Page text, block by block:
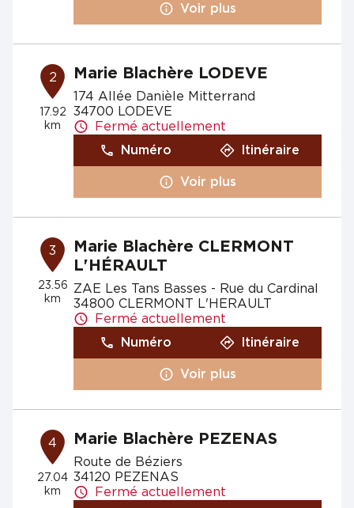
Voir plus
2
17.92
km
Marie Blachère LODEVE
174 Allée Danièle Mitterrand
34700 LODEVE
Fermé actuellement
Numéro
Itinéraire
Voir plus
3
23.56
km
Marie Blachère CLERMONT
L'HÉRAULT
ZAE Les Tans Basses - Rue du Cardinal
34800 CLERMONT L'HERAULT
Fermé actuellement
Numéro
Itinéraire
Voir plus
4
27.04
km
Marie Blachère PEZENAS
Route de Béziers
34120 PEZENAS
Fermé actuellement